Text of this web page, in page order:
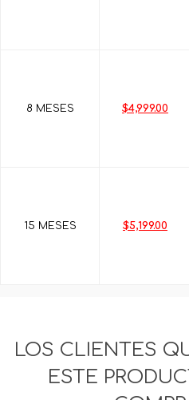
8 MESES $4,999.00
15 MESES $5,199.00
LOS CLIENTES
ESTE